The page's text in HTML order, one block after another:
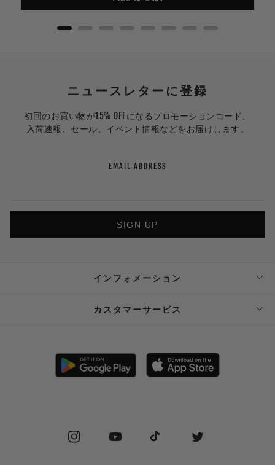
ニュースレターに登録
初回のお買い物が15% OFFになるプロモーションコード、
入荷速報、セール、イベント情報などをお届けします。
EMAIL ADDRESS
SIGN UP
インフォメーション
ABOUT SUPPLIER
STOCKIST
カスタマーサービス
SHIPPING
Instagram YouTube TikTok Twitter